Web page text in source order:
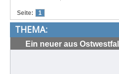
Seite: 1
THEMA:
Ein neuer aus